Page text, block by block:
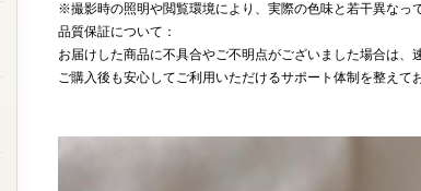
※撮影時の照明や閲覧環境により、実際の色味と若干異なっ
品質保証について：
お届けした商品に不具合やご不明点がございました場合は、
ご購入後も安心してご利用いただけるサポート体制を整えて